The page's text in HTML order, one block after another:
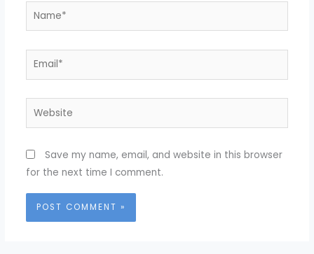
Name*
Email*
Website
Save my name, email, and website in this browser
for the next time I comment.